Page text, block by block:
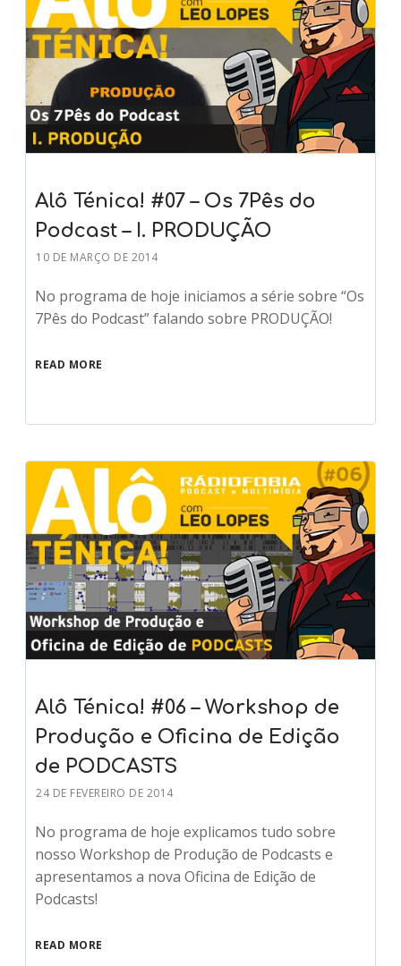
Alô Ténica! #07 – Os 7Pês do
Podcast – I. PRODUÇÃO
10 DE MARÇO DE 2014
No programa de hoje iniciamos a série sobre “Os
7Pês do Podcast” falando sobre PRODUÇÃO!
READ MORE
Alô Ténica! #06 – Workshop de
Produção e Oficina de Edição
de PODCASTS
24 DE FEVEREIRO DE 2014
No programa de hoje explicamos tudo sobre
nosso Workshop de Produção de Podcasts e
apresentamos a nova Oficina de Edição de
Podcasts!
READ MORE